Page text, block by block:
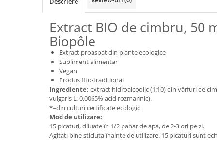
Unt, alternativa unt
Dulceturi, gemuri, compoturi
Bomboane, Caramele si Jeleuri
Biscuiti si napolitane
Extract BIO de cimbru, 50
Biopôle
Extract proaspat din plante ecologice
Supliment alimentar
Vegan
Produs fito-traditional
Ingrediente: extract hidroalcoolic (1:10) din vârfuri de
vulgaris L. 0,0065% acid rozmarinic).
*=din culturi certificate ecologic
Mod de utilizare:
15 picaturi, diluate în 1/2 pahar de apa, de 2-3 ori pe zi.
Agitati bine sticluta înainte de utilizare. 15 picaturi sunt